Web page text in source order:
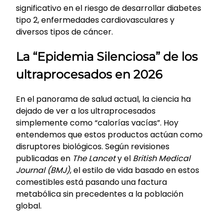
significativo en el riesgo de desarrollar diabetes
tipo 2, enfermedades cardiovasculares y
diversos tipos de cáncer.
La “Epidemia Silenciosa” de los
ultraprocesados en 2026
En el panorama de salud actual, la ciencia ha
dejado de ver a los ultraprocesados
simplemente como “calorías vacías”. Hoy
entendemos que estos productos actúan como
disruptores biológicos. Según revisiones
publicadas en The Lancety el British Medical
Journal (BMJ), el estilo de vida basado en estos
comestibles está pasando una factura
metabólica sin precedentes a la población
global.